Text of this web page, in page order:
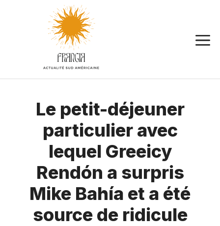
Le petit-déjeuner
particulier avec
lequel Greeicy
Rendón a surpris
Mike Bahía et a été
source de ridicule